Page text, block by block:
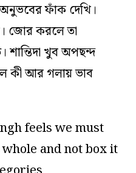
ফাঁক দেখি।
জোর করলে তা
শান্তিদা খুব অপছন্দ
কী আর গলায় ভাব